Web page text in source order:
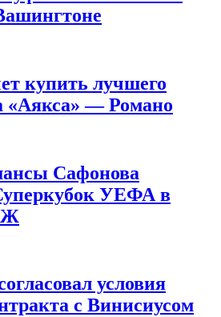
купить лучшего
«Аякса» — Романо
Сафонова
УЕФА в
условия
с Винисиусом